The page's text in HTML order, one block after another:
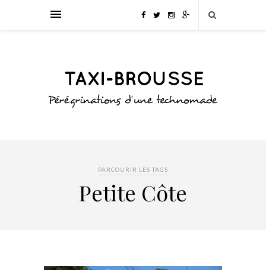
PARCOURIR LES TAGS
Petite Côte